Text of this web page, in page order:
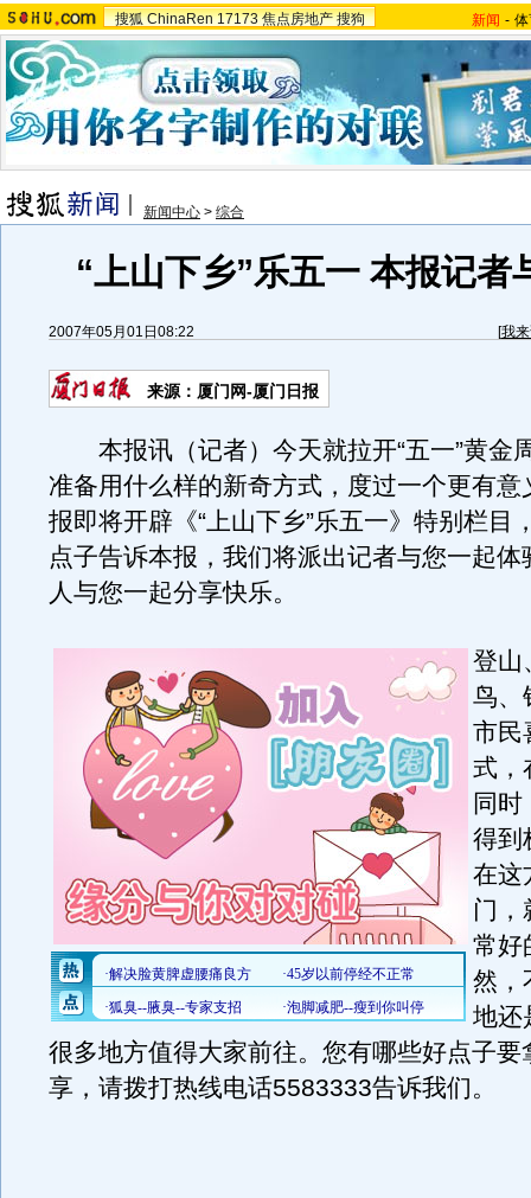
搜狐 ChinaRen 17173 焦点房地产 搜狗 新闻 -
新闻中心 > 综合
“上山下乡”乐五一 本报记者
2007年05月01日08:22 [我
来源：厦门网-厦门日报
本报讯（记者）今天就拉开“五一”黄金
准备用什么样的新奇方式，度过一个更有意
报即将开辟《“上山下乡”乐五一》特别栏目
点子告诉本报，我们将派出记者与您一起体
人与您一起分享快乐。
登山
鸟、
市民
式，
同
得到
在这
门，
常好
然，
地还
很多地方值得大家前往。您有哪些好点子要
享，请拨打热线电话5583333告诉我们。